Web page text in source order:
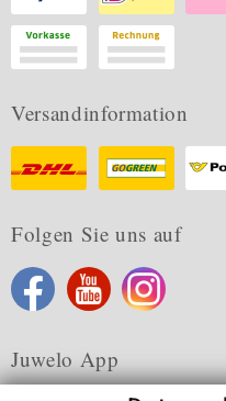
Versandinformation
Folgen Sie uns auf
Juwelo App